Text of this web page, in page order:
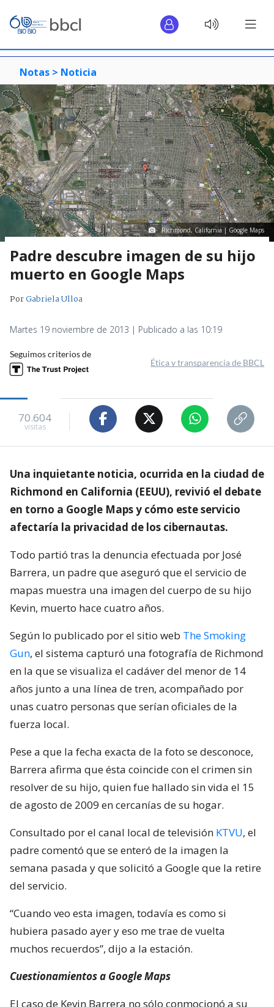
Notas > Noticia
Richmond, California | Google Maps
Padre descubre imagen de su hijo
muerto en Google Maps
PorGabriela Ulloa
Martes 19 noviembre de 2013 | Publicado a las 10:19
Seguimos criterios de
Ética y transparencia de BBCL
70.604
visitas
Una inquietante noticia, ocurrida en la ciudad de
Richmond en California (EEUU), revivió el debate
en torno a Google Maps y cómo este servicio
afectaría la privacidad de los cibernautas.
Todo partió tras la denuncia efectuada por José
Barrera, un padre que aseguró que el servicio de
mapas muestra una imagen del cuerpo de su hijo
Kevin, muerto hace cuatro años.
Según lo publicado por el sitio web The Smoking
Gun, el sistema capturó una fotografía de Richmond
en la que se visualiza el cadáver del menor de 14
años junto a una línea de tren, acompañado por
unas cuatro personas que serían oficiales de la
fuerza local.
Pese a que la fecha exacta de la foto se desconoce,
Barrera afirma que ésta coincide con el crimen sin
resolver de su hijo, quien fue hallado sin vida el 15
de agosto de 2009 en cercanías de su hogar.
Consultado por el canal local de televisión KTVU, el
padre comentó que se enteró de la imagen la
semana pasada y que solicitó a Google que la retire
del servicio.
“Cuando veo esta imagen, todavía es como si
hubiera pasado ayer y eso me trae de vuelta
muchos recuerdos”, dijo a la estación.
Cuestionamientos a Google Maps
El caso de Kevin Barrera no sólo conmocionó a su